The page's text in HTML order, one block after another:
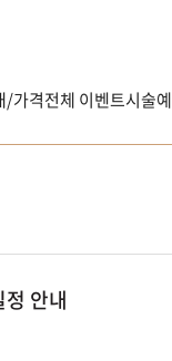
/가격전체 이벤트시술
안내